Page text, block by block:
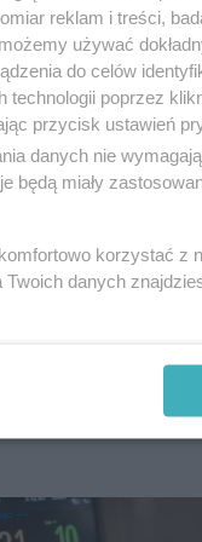
może kryć się w
reklam i treści,
używać
do celów
poprzez
przycisk ustawień
danych nie
będą miały
korzystać z
Twoich danych